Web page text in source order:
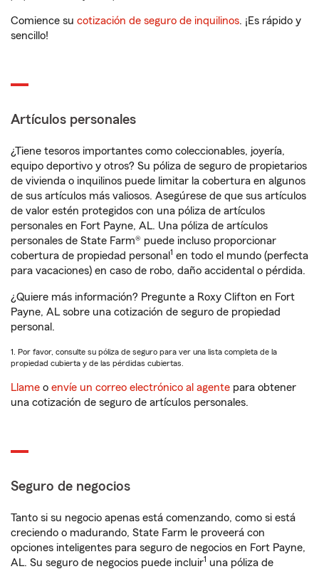
Comience su cotización de seguro de inquilinos. ¡Es rápido y
sencillo!
Artículos personales
¿Tiene tesoros importantes como coleccionables, joyería,
equipo deportivo y otros? Su póliza de seguro de propietarios
de vivienda o inquilinos puede limitar la cobertura en algunos
de sus artículos más valiosos. Asegúrese de que sus artículos
de valor estén protegidos con una póliza de artículos
personales en Fort Payne, AL. Una póliza de artículos
personales de State Farm® puede incluso proporcionar
cobertura de propiedad personal 1 en todo el mundo (perfecta
para vacaciones) en caso de robo, daño accidental o pérdida.
¿Quiere más información? Pregunte a Roxy Clifton en Fort
Payne, AL sobre una cotización de seguro de propiedad
personal.
1. Por favor, consulte su póliza de seguro para ver una lista completa de la
propiedad cubierta y de las pérdidas cubiertas.
Llame o envíe un correo electrónico al agente para obtener
una cotización de seguro de artículos personales.
Seguro de negocios
Tanto si su negocio apenas está comenzando, como si está
creciendo o madurando, State Farm le proveerá con
opciones inteligentes para seguro de negocios en Fort Payne,
AL. Su seguro de negocios puede incluir1 una póliza de